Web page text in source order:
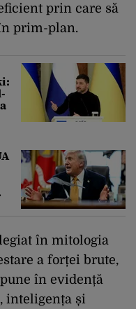
prin care să
prim-plan.
în mitologia
a forței brute,
în evidență
inteligența și